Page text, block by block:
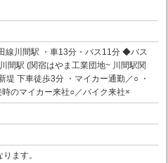
線川間駅 ・車13分・バス11分 ◆バス
間駅 (関宿はやま工業団地~ 川間駅関
堤 下車徒歩3分 ・マイカー通勤／○ ・
のマイカー来社○／バイク来社×
ます。